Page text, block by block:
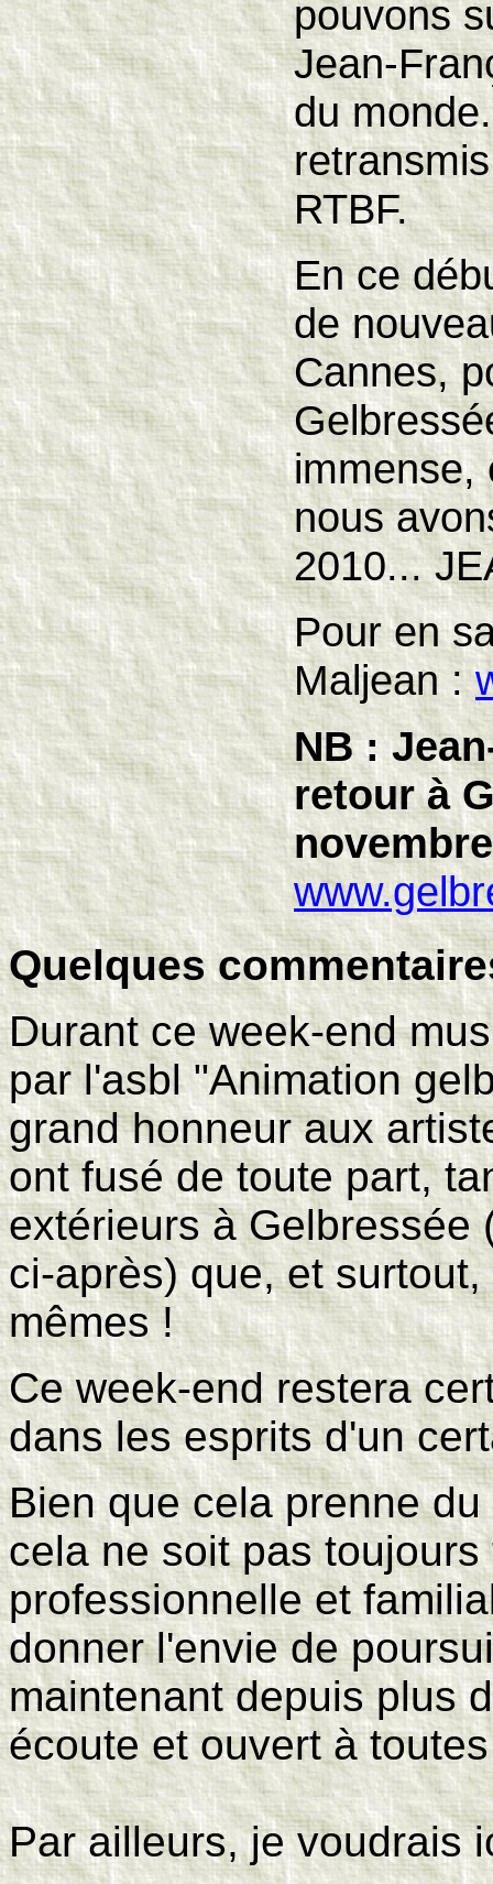
pouvons
Jean-
du
RTBF.
En ce
de
Cannes,
immense,
nous
2010...
Pour en
Maljean :
NB :
retour à
Quelques
Durant ce week-end
par l'asbl "Animation
grand honneur aux
ont fusé de toute part,
extérieurs à Gelbressée
ci-après) que, et
mêmes !
Ce week-end restera
dans les esprits d'un
Bien que cela prenne
cela ne soit pas
professionnelle et
donner l'envie de
maintenant depuis plus
écoute et ouvert à
Par ailleurs, je voudrais